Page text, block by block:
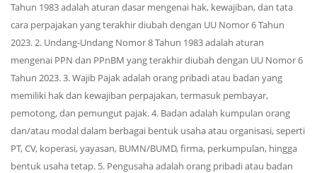
Tahun 1983 adalah aturan dasar mengenai hak, kewajiban, dan tata
cara perpajakan yang terakhir diubah dengan UU Nomor 6 Tahun
2023. 2. Undang-Undang Nomor 8 Tahun 1983 adalah aturan
mengenai PPN dan PPnBM yang terakhir diubah dengan UU Nomor 6
Tahun 2023. 3. Wajib Pajak adalah orang pribadi atau badan yang
memiliki hak dan kewajiban perpajakan, termasuk pembayar,
pemotong, dan pemungut pajak. 4. Badan adalah kumpulan orang
dan/atau modal dalam berbagai bentuk usaha atau organisasi, seperti
PT, CV, koperasi, yayasan, BUMN/BUMD, firma, perkumpulan, hingga
bentuk usaha tetap. 5. Pengusaha adalah orang pribadi atau badan